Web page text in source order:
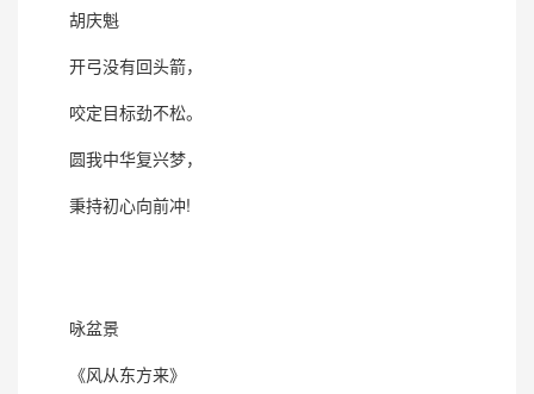
胡庆魁
开弓没有回头箭，
咬定目标劲不松。
圆我中华复兴梦，
秉持初心向前冲!
咏盆景
《风从东方来》